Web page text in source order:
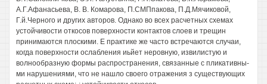
А.Г.Афанасьева, В. В. Комарова, П.СМПпакова, П.Д.Мячиковой,
Г.й.Черного и других авторов. Однако во всех расчетных схемах
устойчивости откосов поверхности контактов слоев и трещин
принимаются плоскими. Е практике же часто встречаются случаи,
когда поверхности ослабления иьйет неровную, извилистую и
волнообразную формы распространения, связанные с пликативны-
ми нарушениями, что не нашло своего отражения з существующих